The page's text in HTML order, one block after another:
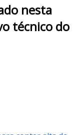
nesta
técnico do